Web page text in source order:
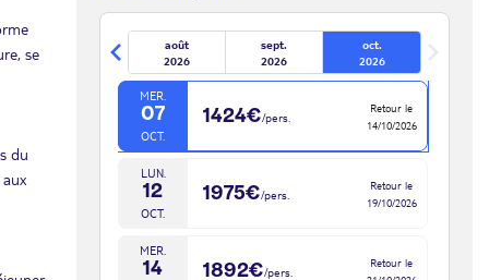
se
du
août
2026
sept.
2026
oct.
2026
LUN.
05
OCT.
1492€ /pers.
Retour le
12/10/2026
MER.
07
OCT.
1424€/pers.
Retour le
14/10/2026
LUN.
12
OCT.
1975€/pers.
Retour le
19/10/2026
MER.
14 1892€/pers.
Retour le